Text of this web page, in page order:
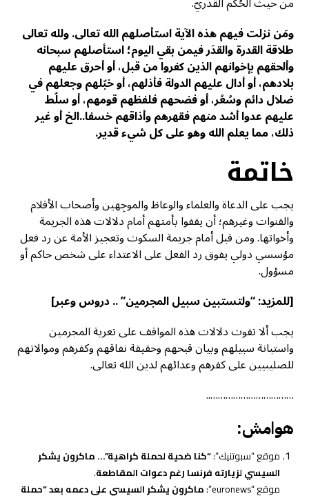
ومَن نزلت فيهم هذه الآية استأصلهم الله تعالى. ولله تعالى
طلاقة القدرة والقدَر فيمن بقي اليوم؛ استأصلهم سبحانه
وألحقهم بإخوانهم الذين كفروا من قبل، أو أحرق عليهم
بلادهم، أو أدال عليهم الدولة فأذلهم، أو خبّلهم وجعلهم في
ضلال دائم وسُعُر، أو فضحهم فلفظهم قومهم، أو سلّط
عليهم عدوا أشد منهم فقهرهم وأذاقهم خسفا..الخ أو غير
ذلك، مما يعلم الله وهو على كل شيء قدير.
خاتمة
يجب على الدعاة والعلماء والوعاظ والموجِهين وأصحاب الأقلام
والقنوات وغيرهم؛ أن يقفوا بأمتهم أمام دلالات هذه الجريمة
وأخواتها. ومن قبل أمام جريمة السكوت وتعجيز الأمة عن رد فعل
مؤسسي دولي يفوق رد الفعل على الاعتداء على شخص حاكم أو
مسؤول.
[للمزيد:“ولتستبين سبيل المجرمين” .. دروس وعبر]
يجب ألا تفوت دلالات هذه المواقف على تعرية المجرمين
واستبانة سبيلهم وبيان قبحهم وحقيقة نفاقهم وكفرهم وموالاتهم
للصليبيين على كفرهم وعدائهم لدين الله تعالى.
……………………………..
هوامش:
موقع “سبوتنيك”:“كنا ضحية لحملة كراهية”… ماكرون يشكر
السيسي لزيارته فرنسا رغم دعوات المقاطعة.
موقع “euronews”:
ماكرون يشكر السيسي على دعمه بعد “حملة